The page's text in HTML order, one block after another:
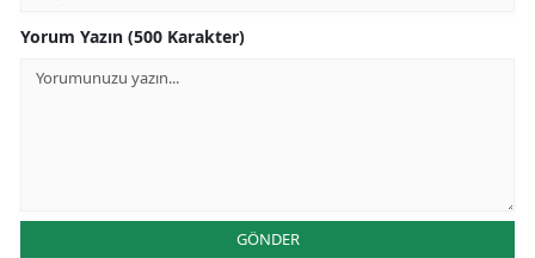
Yorum Yazın (500 Karakter)
GÖNDER